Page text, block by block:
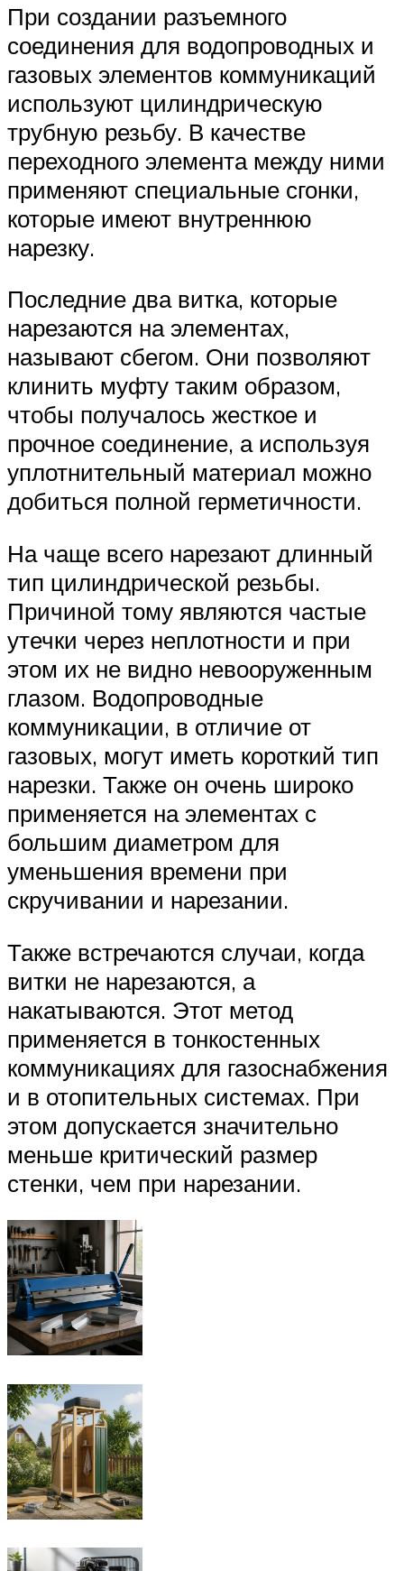
При создании разъемного
соединения для водопроводных и
газовых элементов коммуникаций
используют цилиндрическую
трубную резьбу. В качестве
переходного элемента между ними
применяют специальные сгонки,
которые имеют внутреннюю
нарезку.
Последние два витка, которые
нарезаются на элементах,
называют сбегом. Они позволяют
клинить муфту таким образом,
чтобы получалось жесткое и
прочное соединение, а используя
уплотнительный материал можно
добиться полной герметичности.
На чаще всего нарезают длинный
тип цилиндрической резьбы.
Причиной тому являются частые
утечки через неплотности и при
этом их не видно невооруженным
глазом. Водопроводные
коммуникации, в отличие от
газовых, могут иметь короткий тип
нарезки. Также он очень широко
применяется на элементах с
большим диаметром для
уменьшения времени при
скручивании и нарезании.
Также встречаются случаи, когда
витки не нарезаются, а
накатываются. Этот метод
применяется в тонкостенных
коммуникациях для газоснабжения
и в отопительных системах. При
этом допускается значительно
меньше критический размер
стенки, чем при нарезании.